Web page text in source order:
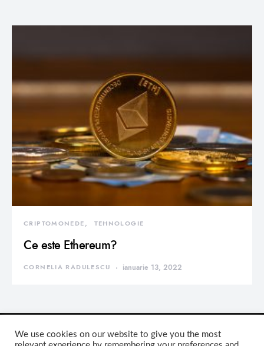
CRIPTOMONEDE TEHNOLOGIE
Ce este Ethereum?
CORNELIA RADULESCU ianuarie 13, 2022
We use cookies on our website to give you the most